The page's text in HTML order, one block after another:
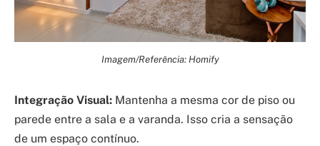
Imagem/Referência: Homify
Integração Visual: Mantenha a mesma cor de piso ou
parede entre a sala e a varanda. Isso cria a sensação
de um espaço contínuo.